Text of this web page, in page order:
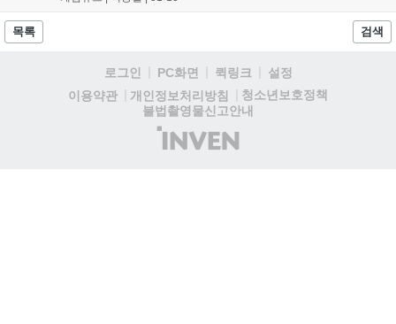
목록 검색
로그인 PC화면 퀵링크
설정
이용약관
개인정보처리방침
청소년보호정책
불법촬영물신고안내
(주)
인